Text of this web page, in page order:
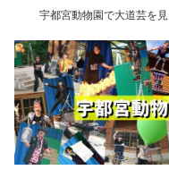
宇都宮動物園で大道芸を